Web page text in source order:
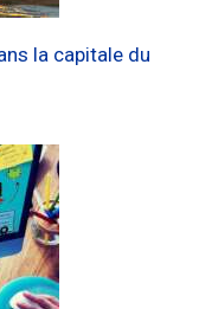
la capitale du